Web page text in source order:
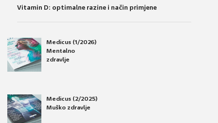
Vitamin D: optimalne razine i način primjene
Medicus (1/2026)
Mentalno
zdravlje
Medicus (2/2025)
Muško zdravlje